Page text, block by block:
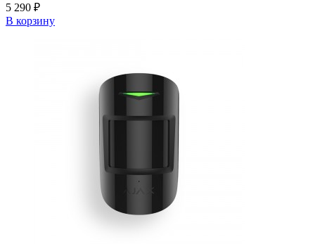
5 290 ₽
В корзину